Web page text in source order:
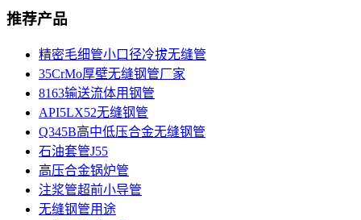
推荐产品
精密毛细管小口径冷拔无缝管
35CrMo厚壁无缝钢管厂家
8163输送流体用钢管
API5LX52无缝钢管
Q345B高中低压合金无缝钢管
石油套管J55
高压合金锅炉管
注浆管超前小导管
无缝钢管用途